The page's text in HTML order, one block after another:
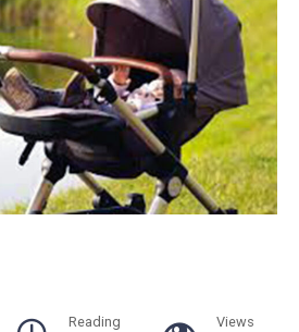
Reading Views